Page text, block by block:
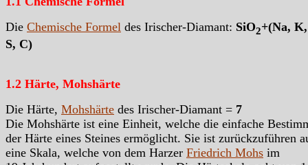
Die Chemische Formel des Irischer-Diamant: SiO2+(Na,
S, C)
1.2 Härte, Mohshärte
Die Härte, Mohshärte des Irischer-Diamant = 7
Die Mohshärte ist eine Einheit, welche die einfache
der Härte eines Steines ermöglicht. Sie ist zurückzuführen
eine Skala, welche von dem Harzer Friedrich Mohs im